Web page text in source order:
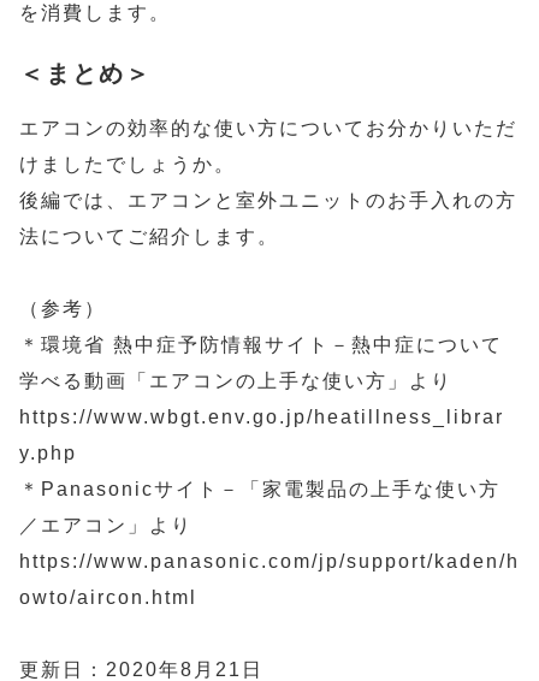
を消費します。
＜まとめ＞
エアコンの効率的な使い方についてお分かりいただ
けましたでしょうか。
後編では、エアコンと室外ユニットのお手入れの方
法についてご紹介します。
（参考）
＊環境省 熱中症予防情報サイト－熱中症について
学べる動画「エアコンの上手な使い方」より
https://www.wbgt.env.go.jp/heatillness_librar
y.php
＊Panasonicサイト－「家電製品の上手な使い方
／エアコン」より
https://www.panasonic.com/jp/support/kaden/h
owto/aircon.html
更新日：2020年8月21日